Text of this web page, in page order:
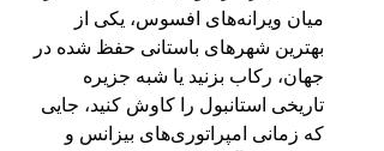
میان ویرانه‌های افسوس، یکی از
بهترین شهرهای باستانی حفظ شده در
جهان، رکاب بزنید یا شبه جزیره
تاریخی استانبول را کاوش کنید، جایی
که زمانی امپراتوری‌های بیزانس و